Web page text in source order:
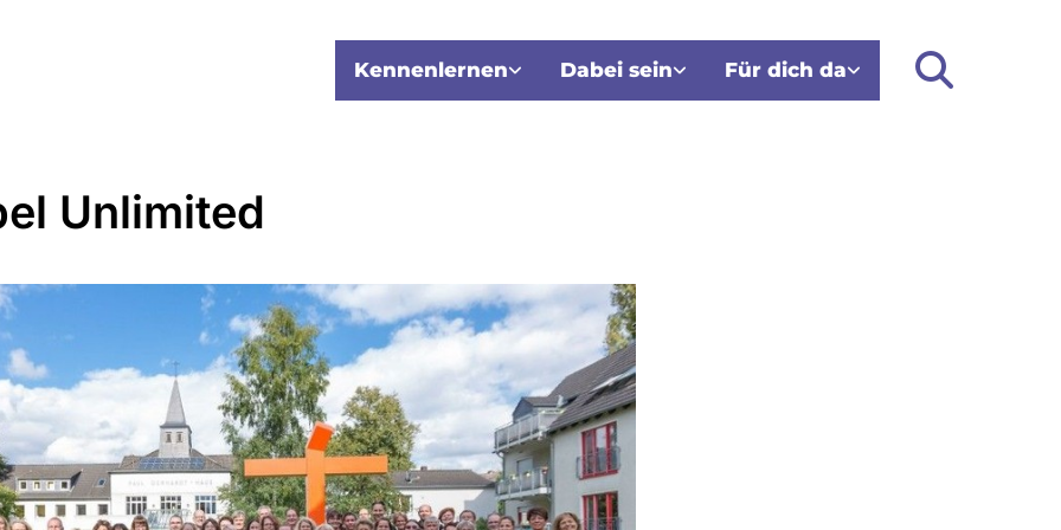
Kennenlernen Dabei sein Für dich da
Unlimited